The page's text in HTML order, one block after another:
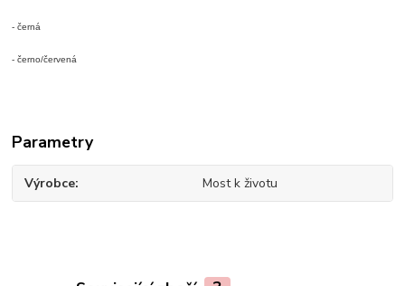
- černá
- černo/červená
Parametry
Výrobce Most k životu